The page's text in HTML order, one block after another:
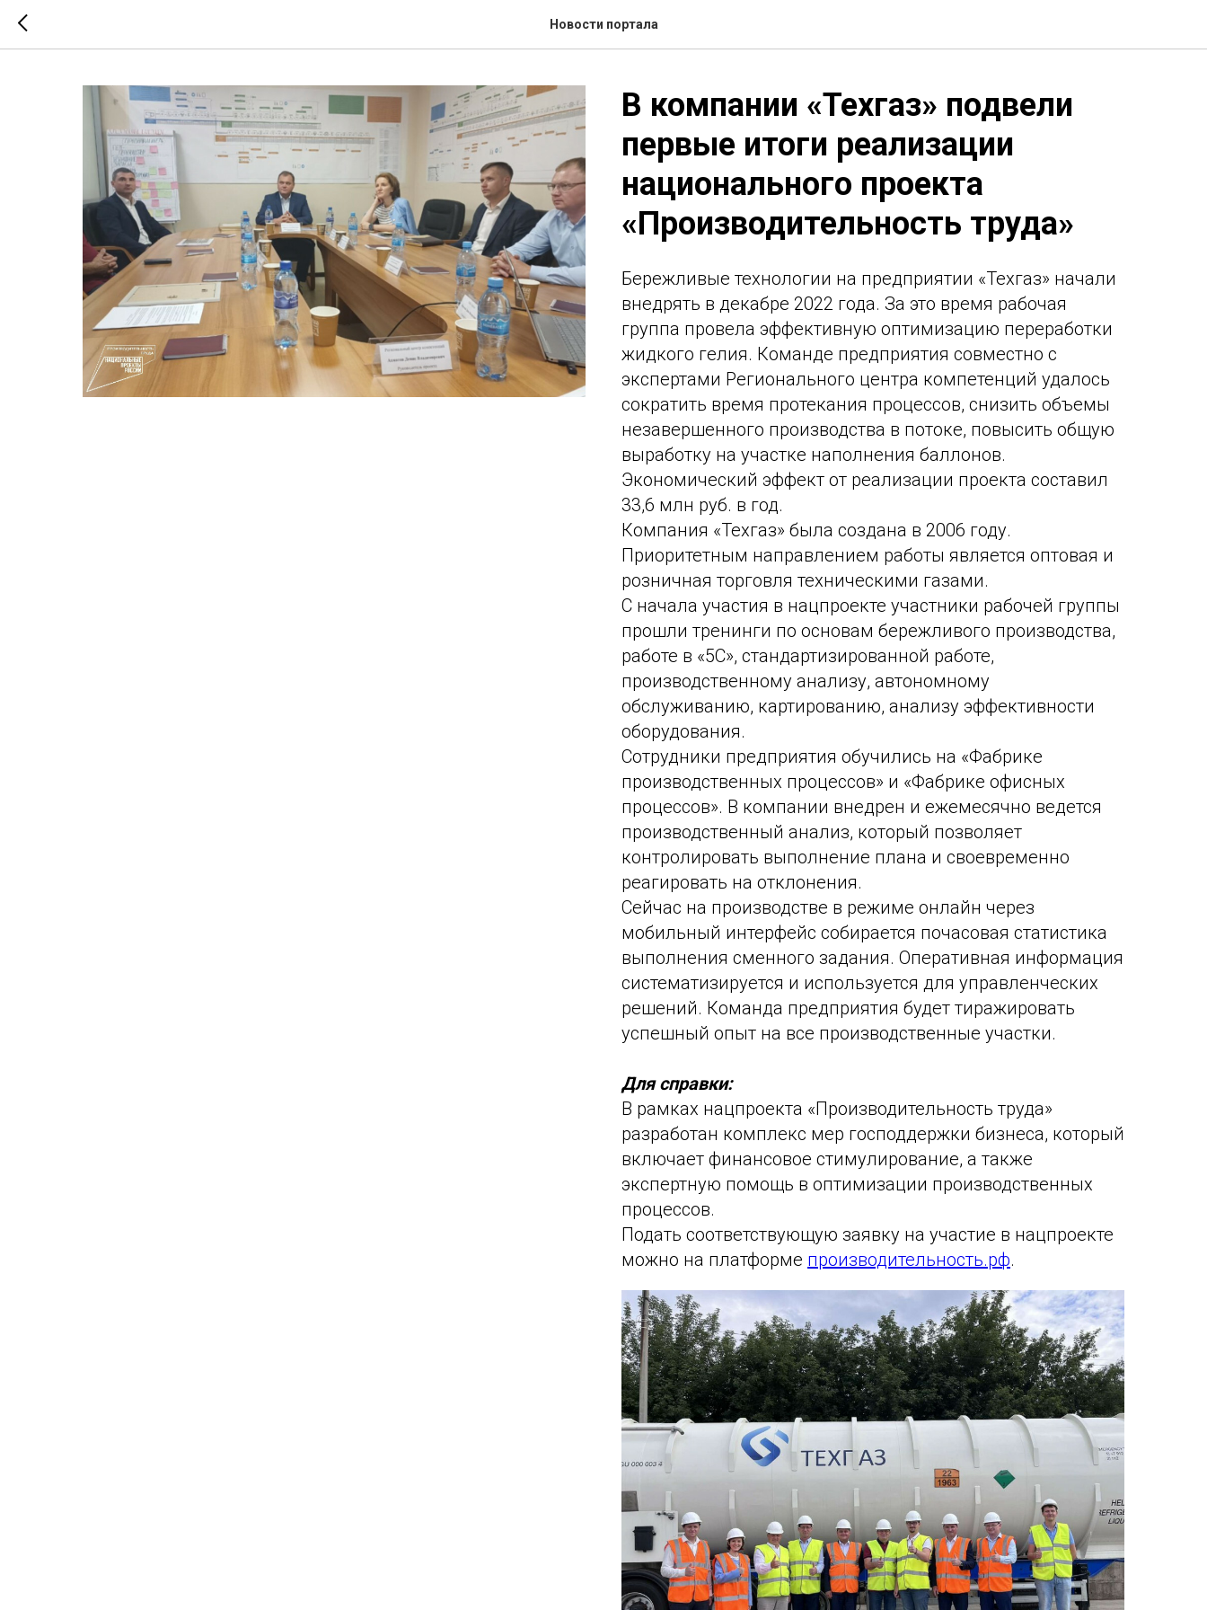
Новости портала
В компании «Техгаз» подвели
первые итоги реализации
национального проекта
«Производительность труда»
Бережливые технологии на предприятии «Техгаз» начали
внедрять в декабре 2022 года. За это время рабочая
группа провела эффективную оптимизацию переработки
жидкого гелия. Команде предприятия совместно с
экспертами Регионального центра компетенций удалось
сократить время протекания процессов, снизить объемы
незавершенного производства в потоке, повысить общую
выработку на участке наполнения баллонов.
Экономический эффект от реализации проекта составил
33,6 млн руб. в год.
Компания «Техгаз» была создана в 2006 году.
Приоритетным направлением работы является оптовая и
розничная торговля техническими газами.
С начала участия в нацпроекте участники рабочей группы
прошли тренинги по основам бережливого производства,
работе в «5С», стандартизированной работе,
производственному анализу, автономному
обслуживанию, картированию, анализу эффективности
оборудования.
Сотрудники предприятия обучились на «Фабрике
производственных процессов» и «Фабрике офисных
процессов». В компании внедрен и ежемесячно ведется
производственный анализ, который позволяет
контролировать выполнение плана и своевременно
реагировать на отклонения.
Сейчас на производстве в режиме онлайн через
мобильный интерфейс собирается почасовая статистика
выполнения сменного задания. Оперативная информация
систематизируется и используется для управленческих
решений. Команда предприятия будет тиражировать
успешный опыт на все производственные участки.
Для справки:
В рамках нацпроекта «Производительность труда»
разработан комплекс мер господдержки бизнеса, который
включает финансовое стимулирование, а также
экспертную помощь в оптимизации производственных
процессов.
Подать соответствующую заявку на участие в нацпроекте
можно на платформе производительность.рф.